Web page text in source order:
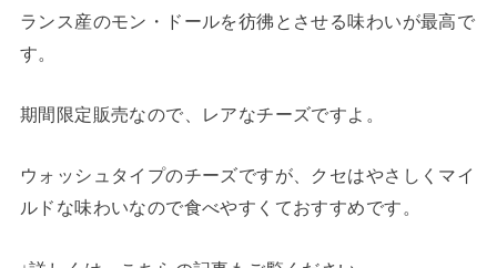
ランス産のモン・ドールを彷彿とさせる味わいが最高で
す。
期間限定販売なので、レアなチーズですよ。
ウォッシュタイプのチーズですが、クセはやさしくマイ
ルドな味わいなので食べやすくておすすめです。